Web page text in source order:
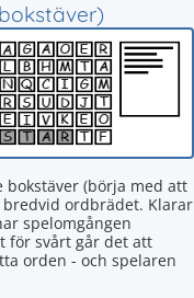
bokstäver (börja med att
ordbrädet. Klarar
spelomgången
för svårt går det att
orden - och spelaren